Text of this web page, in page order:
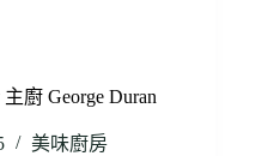
廚 George Duran
美味廚房